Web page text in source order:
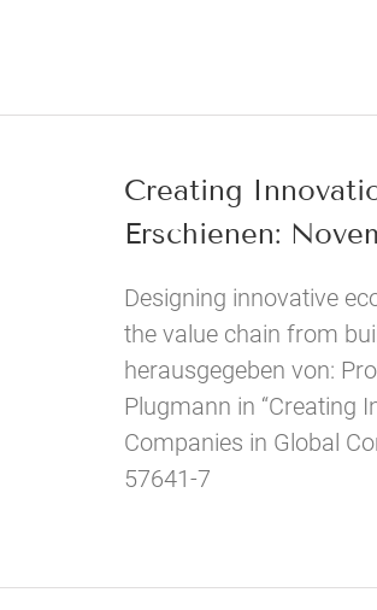
Creating
Erschienen:
Designing innovative
the value chain from
herausgegeben von:
Plugmann in “Creating
Companies in Global
57641-7